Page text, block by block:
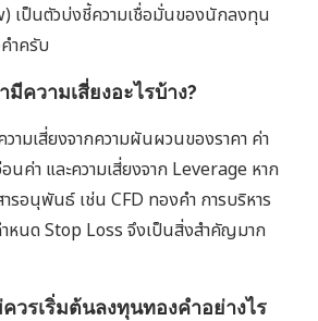
เป็นตัวบ่งชี้ความเชื่อมั่นของนักลงทุน
ำครับ
ความเสี่ยงอะไรบ้าง?
ามเสี่ยงจากความผันผวนของราคา ค่า
นค่า และความเสี่ยงจาก Leverage หาก
อนุพันธ์ เช่น CFD ทองคำ การบริหาร
ำหนด Stop Loss จึงเป็นสิ่งสำคัญมาก
วรเริ่มต้นลงทุนทองคำอย่างไร